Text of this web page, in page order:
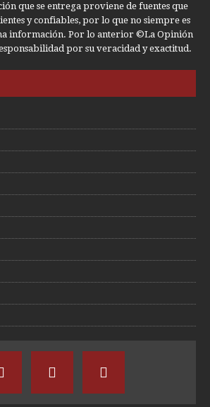
que se entrega proviene de fuentes que
y confiables, por lo que no siempre es
información. Por lo anterior ©La Opinión
por su veracidad y exactitud.